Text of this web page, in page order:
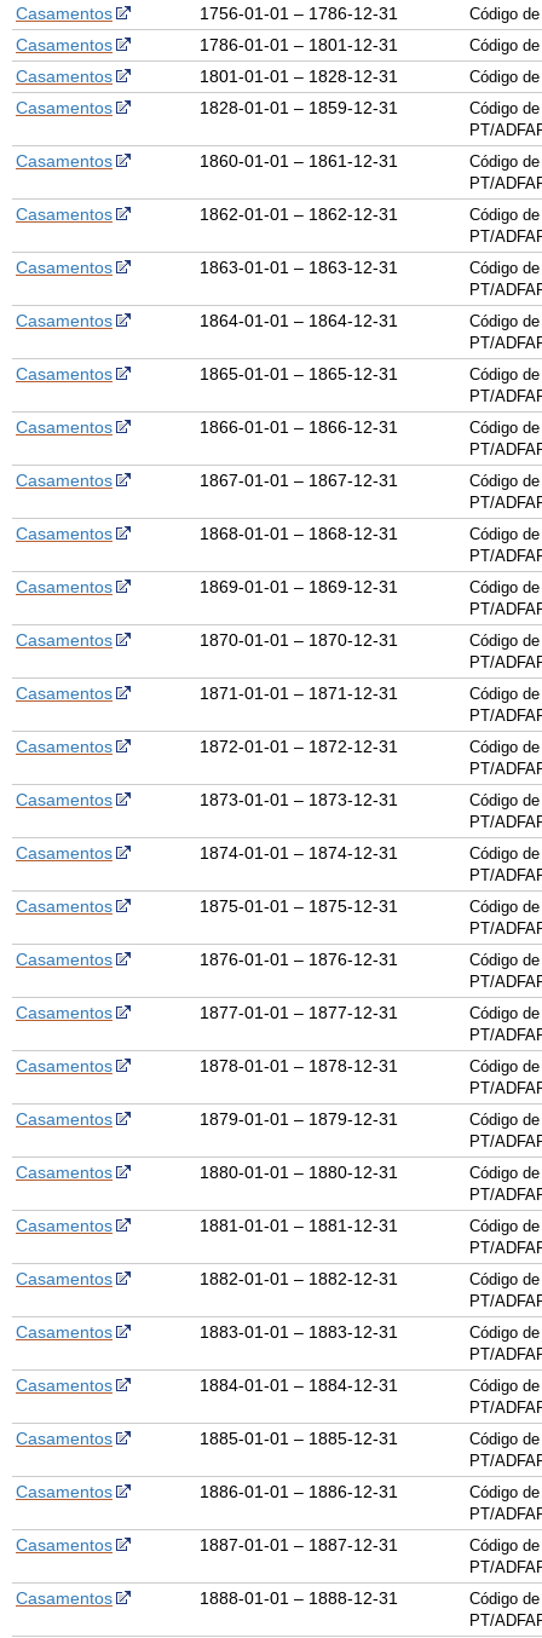
Casamentos 1756-01-01 – 1786-12-31 Código
Casamentos 1786-01-01 – 1801-12-31 Código
Casamentos 1801-01-01 – 1828-12-31 Código
Casamentos 1828-01-01 – 1859-12-31
Código
PT/
Casamentos 1860-01-01 – 1861-12-31
Código
PT/
Casamentos 1862-01-01 – 1862-12-31
Código
PT/
Casamentos 1863-01-01 – 1863-12-31
Código
PT/
Casamentos 1864-01-01 – 1864-12-31
Código
PT/
Casamentos 1865-01-01 – 1865-12-31
Código
PT/
Casamentos 1866-01-01 – 1866-12-31
Código
PT/
Casamentos 1867-01-01 – 1867-12-31
Código
PT/
Casamentos 1868-01-01 – 1868-12-31
Código
PT/
Casamentos 1869-01-01 – 1869-12-31
Código
PT/
Casamentos 1870-01-01 – 1870-12-31
Código
PT/
Casamentos 1871-01-01 – 1871-12-31
Código
PT/
Casamentos 1872-01-01 – 1872-12-31
Código
PT/
Casamentos 1873-01-01 – 1873-12-31
Código
PT/
Casamentos 1874-01-01 – 1874-12-31
Código
PT/
Casamentos 1875-01-01 – 1875-12-31
Código
PT/
Casamentos 1876-01-01 – 1876-12-31
Código
PT/
Casamentos 1877-01-01 – 1877-12-31
Código
PT/
Casamentos 1878-01-01 – 1878-12-31
Código
PT/
Casamentos 1879-01-01 – 1879-12-31
Código
PT/
Casamentos 1880-01-01 – 1880-12-31
Código
PT/
Casamentos 1881-01-01 – 1881-12-31
Código
PT/
Casamentos 1882-01-01 – 1882-12-31
Código
PT/
Casamentos 1883-01-01 – 1883-12-31
Código
PT/
Casamentos 1884-01-01 – 1884-12-31
Código
PT/
Casamentos 1885-01-01 – 1885-12-31
Código
PT/
Casamentos 1886-01-01 – 1886-12-31
Código
PT/
Casamentos 1887-01-01 – 1887-12-31
Código
PT/
Casamentos 1888-01-01 – 1888-12-31
Código
PT/